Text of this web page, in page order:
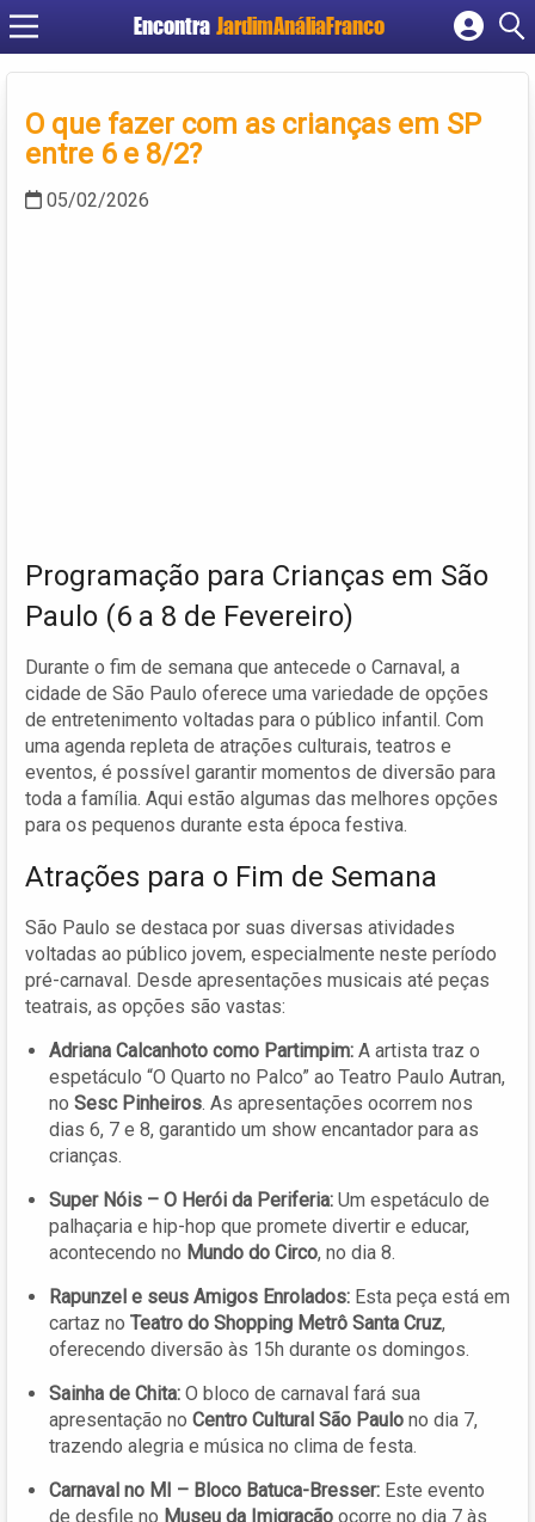
Encontra JardimAnáliaFranco
Cadastrar empresa
Criar conta
O que fazer com as crianças em SP
entre 6 e 8/2?
05/02/2026
Programação para Crianças em São
Paulo (6 a 8 de Fevereiro)
Durante o fim de semana que antecede o Carnaval, a
cidade de São Paulo oferece uma variedade de opções
de entretenimento voltadas para o público infantil. Com
uma agenda repleta de atrações culturais, teatros e
eventos, é possível garantir momentos de diversão para
toda a família. Aqui estão algumas das melhores opções
para os pequenos durante esta época festiva.
Atrações para o Fim de Semana
São Paulo se destaca por suas diversas atividades
voltadas ao público jovem, especialmente neste período
pré-carnaval. Desde apresentações musicais até peças
teatrais, as opções são vastas:
Adriana Calcanhoto como Partimpim: A artista traz o
espetáculo “O Quarto no Palco” ao Teatro Paulo Autran,
no Sesc Pinheiros. As apresentações ocorrem nos
dias 6, 7 e 8, garantido um show encantador para as
crianças.
Super Nóis – O Herói da Periferia: Um espetáculo de
palhaçaria e hip-hop que promete divertir e educar,
acontecendo no Mundo do Circo, no dia 8.
Rapunzel e seus Amigos Enrolados: Esta peça está em
cartaz no Teatro do Shopping Metrô Santa Cruz,
oferecendo diversão às 15h durante os domingos.
Sainha de Chita: O bloco de carnaval fará sua
apresentação no Centro Cultural São Paulo no dia 7,
trazendo alegria e música no clima de festa.
Carnaval no MI – Bloco Batuca-Bresser: Este evento
de desfile no Museu da Imigração ocorre no dia 7 às